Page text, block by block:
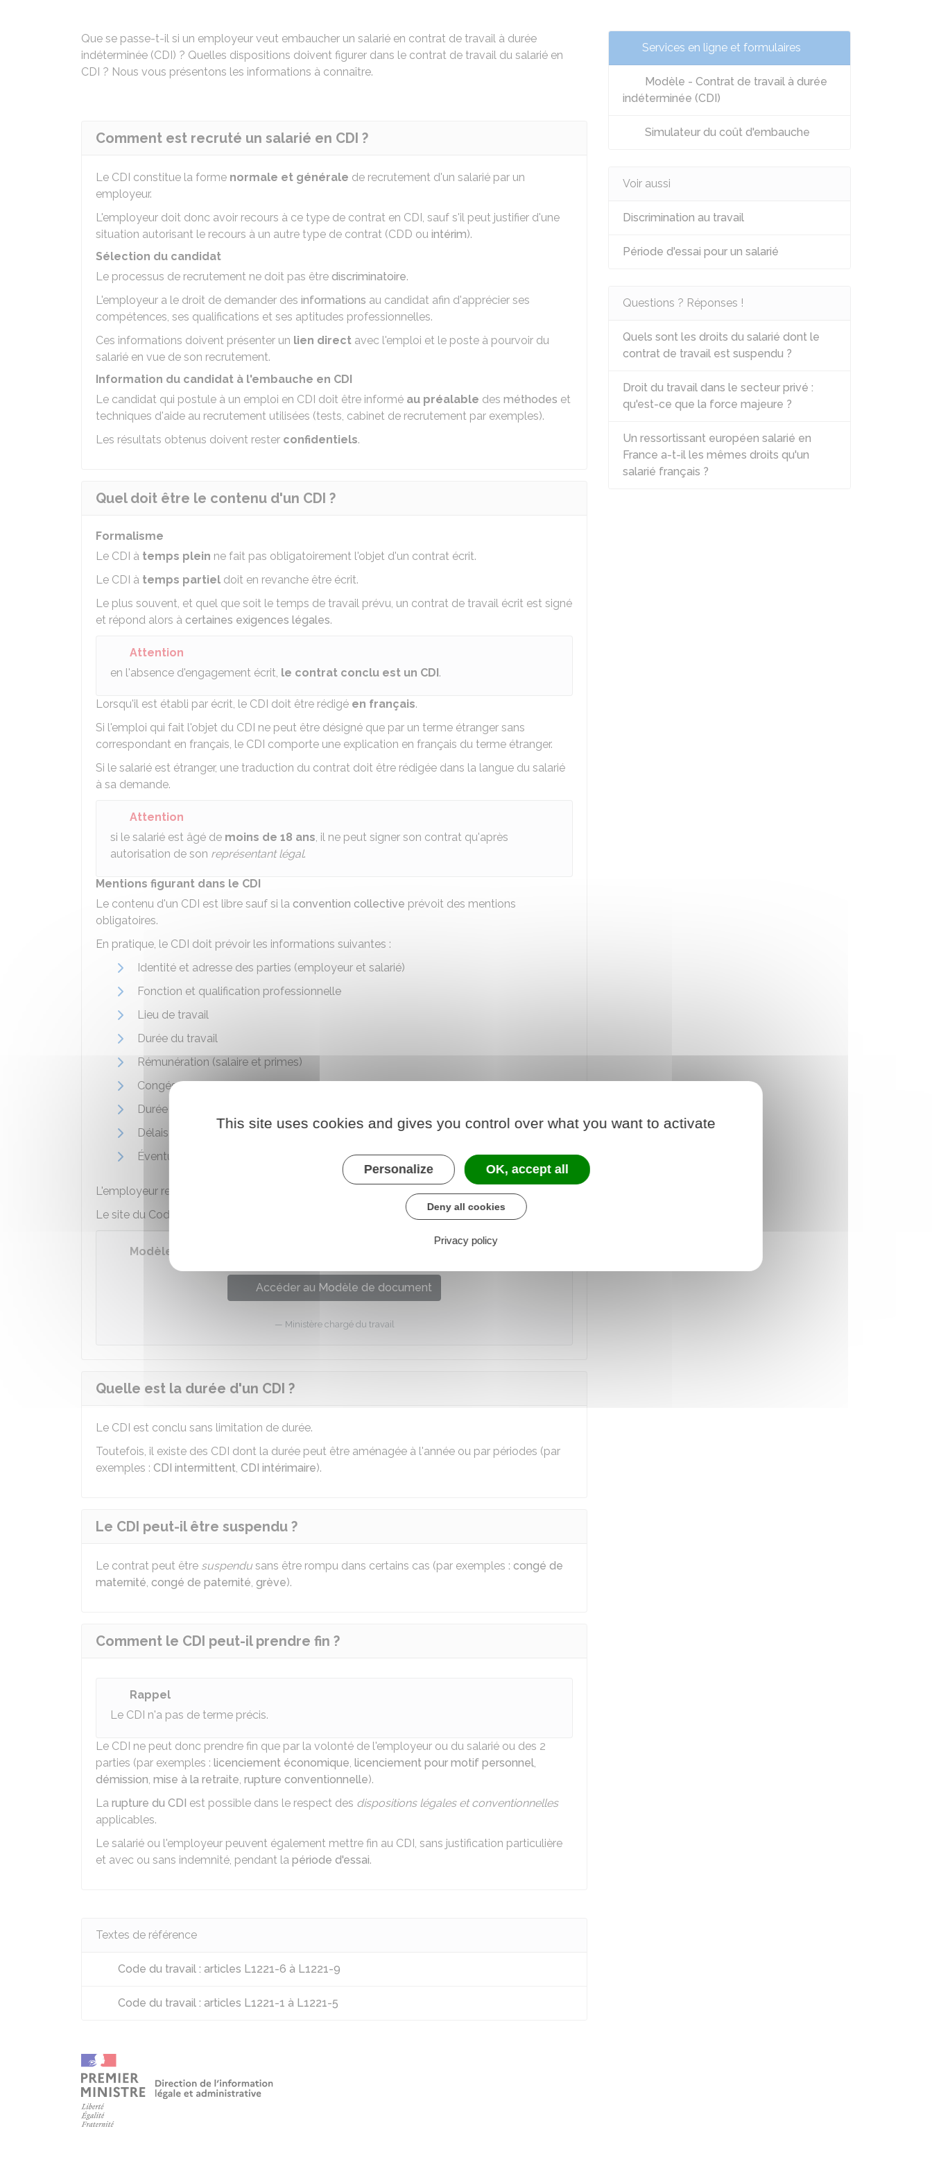
Que se passe-t-il si un employeur veut embaucher un salarié en contrat de travail à durée
indéterminée (CDI) ? Quelles dispositions doivent figurer dans le contrat de travail du salarié en
CDI ? Nous vous présentons les informations à connaître.
Comment est recruté un salarié en CDI ?
Le CDI constitue la forme normale et générale de recrutement d'un salarié par un
employeur.
L'employeur doit donc avoir recours à ce type de contrat en CDI, sauf s'il peut justifier d'une
situation autorisant le recours à un autre type de contrat (CDD ou intérim).
Sélection du candidat
Le processus de recrutement ne doit pas être discriminatoire.
L'employeur a le droit de demander des informations au candidat afin d'apprécier ses
compétences, ses qualifications et ses aptitudes professionnelles.
Ces informations doivent présenter un lien direct avec l'emploi et le poste à pourvoir du
salarié en vue de son recrutement.
Information du candidat à l'embauche en CDI
Le candidat qui postule à un emploi en CDI doit être informé au préalable des méthodes et
techniques d'aide au recrutement utilisées (tests, cabinet de recrutement par exemples).
Les résultats obtenus doivent rester confidentiels.
Quel doit être le contenu d'un CDI ?
Formalisme
Le CDI à temps plein ne fait pas obligatoirement l'objet d'un contrat écrit.
Le CDI à temps partiel doit en revanche être écrit.
Le plus souvent, et quel que soit le temps de travail prévu, un contrat de travail écrit est signé
et répond alors à certaines exigences légales.
Attention
en l'absence d'engagement écrit, le contrat conclu est un CDI.
Lorsqu'il est établi par écrit, le CDI doit être rédigé en français.
Si l'emploi qui fait l'objet du CDI ne peut être désigné que par un terme étranger sans
correspondant en français, le CDI comporte une explication en français du terme étranger.
Si le salarié est étranger, une traduction du contrat doit être rédigée dans la langue du salarié
à sa demande.
Attention
si le salarié est âgé de moins de 18 ans, il ne peut signer son contrat qu'après
autorisation de son représentant légal.
Mentions figurant dans le CDI
Le contenu d'un CDI est libre sauf si la convention collective prévoit des mentions
obligatoires.
En pratique, le CDI doit prévoir les informations suivantes :
Identité et adresse des parties (employeur et salarié)
Fonction et qualification professionnelle
Lieu de travail
Durée du travail
Rémunération (salaire et primes)
Congés payés
Durée de la
Délais de préavis en cas de rupture du contrat
Éventuellement,
clause de non-concurrenceou demobilité
L'employeur remet un exemplaire du CDI signé au salarié.
Le site du Code du travail numérique propose un modèle de contrat :
Modèle - Contrat de travail à durée indéterminée (CDI)
Accéder au Modèle de document
Ministère chargé du travail
Quelle est la durée d'un CDI ?
Le CDI est conclu sans limitation de durée.
Toutefois, il existe des CDI dont la durée peut être aménagée à l'année ou par périodes (par
exemples : CDI intermittent, CDI intérimaire).
Le CDI peut-il être suspendu ?
Le contrat peut être suspendu sans être rompu dans certains cas (par exemples : congé de
maternité, congé de paternité, grève).
Comment le CDI peut-il prendre fin ?
Rappel
Le CDI n'a pas de terme précis.
Le CDI ne peut donc prendre fin que par la volonté de l'employeur ou du salarié ou des 2
parties (par exemples : licenciement économique, licenciement pour motif personnel,
démission, mise à la retraite, rupture conventionnelle).
La rupture du CDI est possible dans le respect des dispositions légales et conventionnelles
applicables.
Le salarié ou l'employeur peuvent également mettre fin au CDI, sans justification particulière
et avec ou sans indemnité, pendant la période d'essai.
Textes de référence
Code du travail : articles L1221-6 à L1221-9
Code du travail : articles L1221-1 à L1221-5
Services en ligne et formulaires
Modèle - Contrat de travail à durée
indéterminée (CDI)
Simulateur du coût d'embauche
Voir aussi
Discrimination au travail
Période d'essai pour un salarié
Questions ? Réponses !
Quels sont les droits du salarié dont le
contrat de travail est suspendu ?
Droit du travail dans le secteur privé :
qu'est-ce que la force majeure ?
Un ressortissant européen salarié en
France a-t-il les mêmes droits qu'un
salarié français ?
This site uses cookies and gives you control over what you want to activate
Personalize OK, accept all
Deny all cookies
Privacy policy